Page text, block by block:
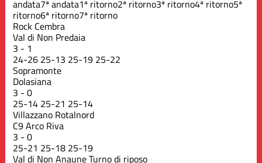
andata7ª andata1ª ritorno2ª ritorno3ª ritorno4ª ritorno5ª
ritorno6ª ritorno7ª ritorno
Rock Cembra
Val di Non Predaia
3 - 1
24-26 25-13 25-19 25-22
Sopramonte
Dolasiana
3 -0
25-14 25-21 25-14
Villazzano Rotalnord
C9 Arco Riva
3 -0
25-21 25-18 25-19
Val di Non AnauneTurno di riposo